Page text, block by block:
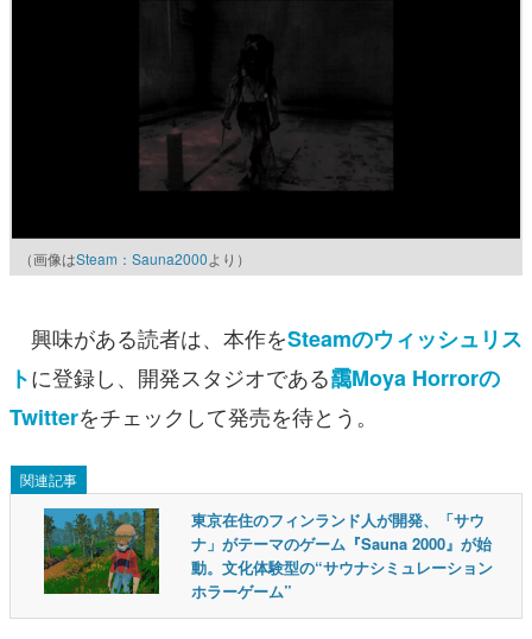
（画像はSteam：Sauna2000より）
興味がある読者は、本作をSteamのウィッシュリス
トに登録し、開発スタジオである靄Moya Horrorの
Twitterをチェックして発売を待とう。
関連記事
東京在住のフィンランド人が開発、「サウ
ナ」がテーマのゲーム『Sauna 2000』が始
動。文化体験型の“サウナシミュレーション
ホラーゲーム”